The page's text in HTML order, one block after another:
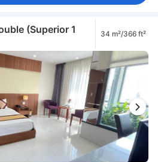
(Superior 1
34 m²/366 ft²